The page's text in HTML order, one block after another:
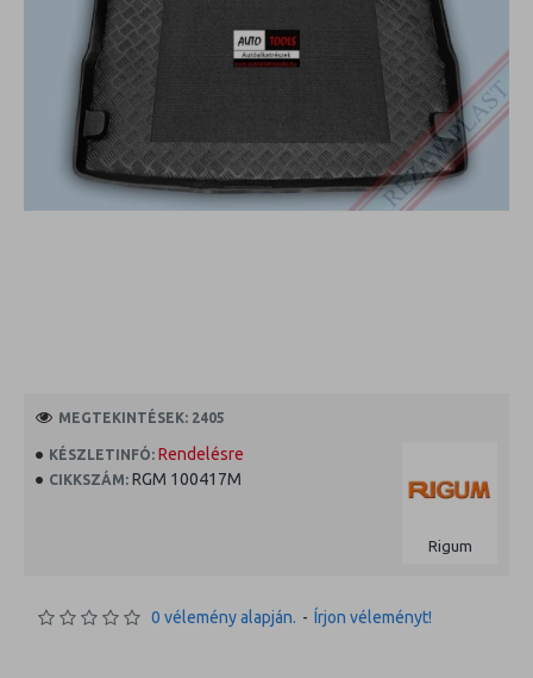
KÉSZLETINFÓ: Rendelésre
CIKKSZÁM: RGM 100417M
Rigum
MEGTEKINTÉSEK: 2405
0 vélemény alapján. - Írjon véleményt!